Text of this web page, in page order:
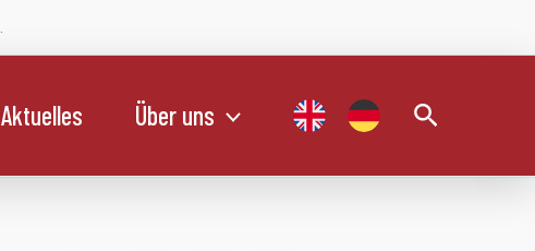
.
Aktuelles Über uns Suchen